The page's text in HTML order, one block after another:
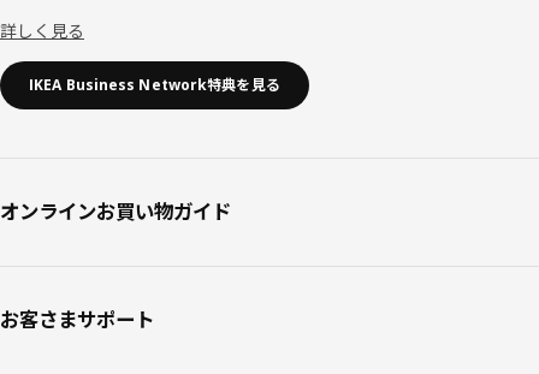
詳しく見る
IKEA Business Network特典を見る
オンラインお買い物ガイド
お客さまサポート